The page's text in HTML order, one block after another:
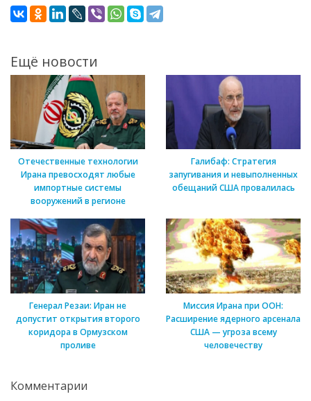
Ещё новости
Отечественные технологии
Ирана превосходят любые
импортные системы
вооружений в регионе
Галибаф: Стратегия
запугивания и невыполненных
обещаний США провалилась
Генерал Резаи: Иран не
допустит открытия второго
коридора в Ормузском
проливе
Миссия Ирана при ООН:
Расширение ядерного арсенала
США — угроза всему
человечеству
Комментарии